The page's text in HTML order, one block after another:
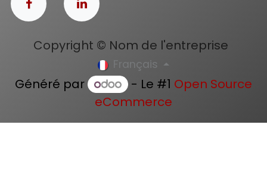
Copyright © Nom de l'entreprise
Français
Généré par - Le #1 Open Source
eCommerce